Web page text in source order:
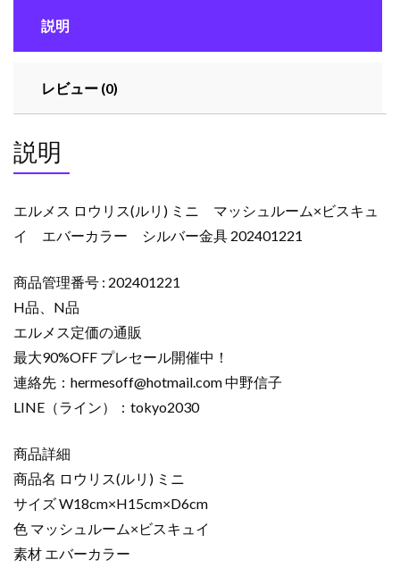
説明
レビュー (0)
説明
エルメス ロウリス(ルリ) ミニ マッシュルーム×ビスキュ
イ エバーカラー シルバー金具 202401221
商品管理番号 : 202401221
H品、N品
エルメス定価の通販
最大90%OFF プレセール開催中！
連絡先： hermesoff@hotmail.com中野信子
LINE（ライン）：tokyo2030
商品詳細
商品名 ロウリス(ルリ) ミニ
サイズ W18cm×H15cm×D6cm
色 マッシュルーム×ビスキュイ
素材 エバーカラー